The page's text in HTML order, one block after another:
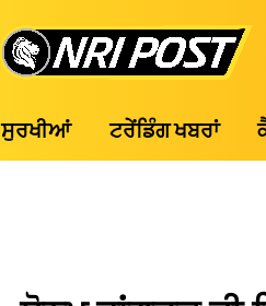
Post
ਸੁਰਖੀਆਂ ਟਰੇਂਡਿੰਗ ਖਬਰਾਂ